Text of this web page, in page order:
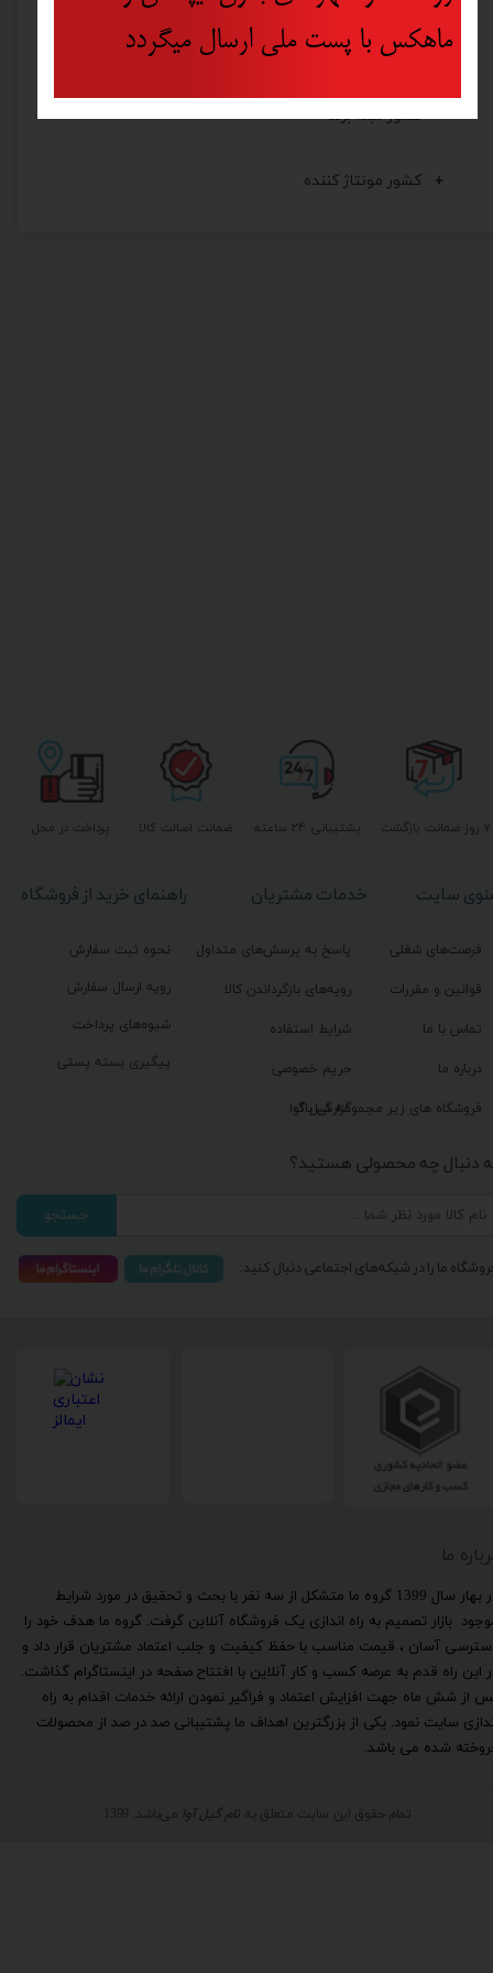
کشور تولید کننده
کشور مبدأ برند
کشور مونتاژ کننده
ما
​در بهار سال 1399 گروه ما متشکل از سه نفر با بحث و تحقیق در مورد شرایط
بازار تصمیم به راه اندازی یک فروشگاه آنلاین گرفت. گروه ما هدف خود را
آسان ، قیمت مناسب با حفظ کیفیت و جلب اعتماد مشتریان قرار داد و
این راه قدم به عرصه کسب و کار آنلاین با افتتاح صفحه در اینستاگرام گذاشت.
از شش ماه جهت افزایش اعتماد و فراگیر نمودن ارائه خدمات اقدام به راه
سایت نمود. یکی از بزرگترین اهداف ما پشتیبانی صد در صد از محصولات
شده می باشد.
تمام حقوق این سایت متعلق به نام گیل آوا می‌باشد. 1399
پشتیبانی ۲۴ ساعته پرداخت در محل ۷ روز ضمانت بازگشت ضمانت اصالت کالا
راهنمای خرید از فروشگاه
نحوه ثبت سفارش
رویه ارسال سفارش
شیوه‌های پرداخت
پیگیری بسته پستی
خدمات مشتریان
پاسخ به پرسش‌های متداول
رویه‌های بازگرداندن کالا
شرایط استفاده
حریم خصوصی
گزارش باگ
سایت
فرصت‌های شغلی
قوانین و مقررات
تماس با ما
درباره ما
فروشگاه های زیر مجموعه گیل آوا
دنبال چه محصولی هستید؟
جستجو
ما را در شبکه‌های اجتماعی دنبال کنید:
ماهکس با پست ملی ارسال میگردد